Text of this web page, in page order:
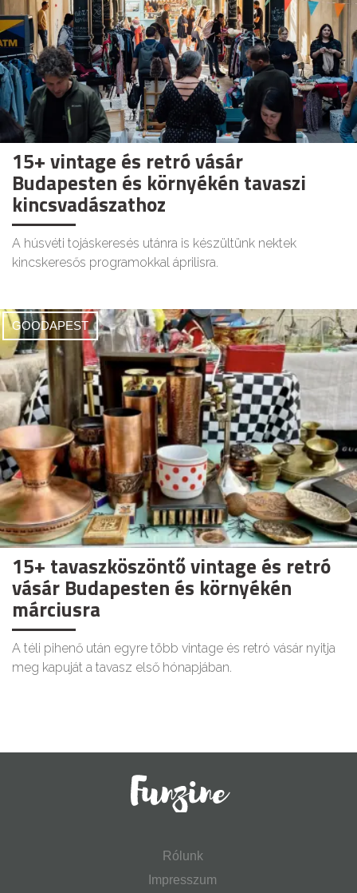
15+ vintage és retró vásár
Budapesten és környékén tavaszi
kincsvadászathoz
A húsvéti tojáskeresés utánra is készültünk nektek
kincskeresős programokkal áprilisra.
GOODAPEST
15+ tavaszköszöntő vintage és retró
vásár Budapesten és környékén
márciusra
A téli pihenő után egyre több vintage és retró vásár nyitja
meg kapuját a tavasz első hónapjában.
Rólunk
Impresszum